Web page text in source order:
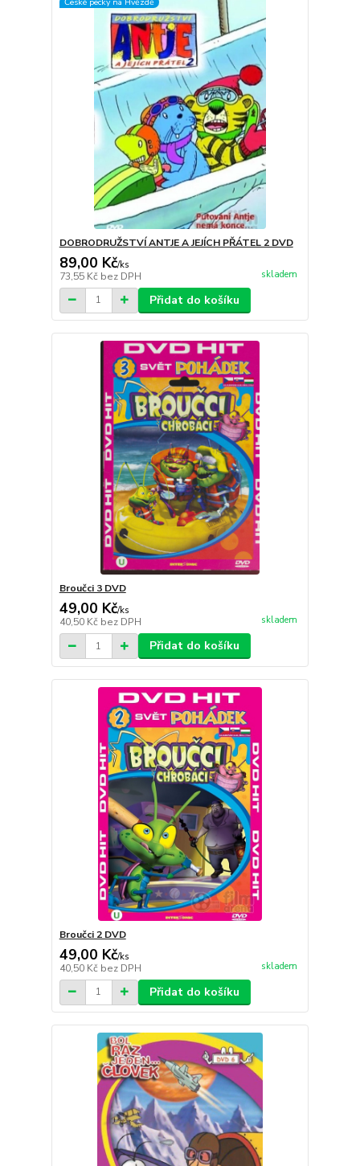
DOBRODRUŽSTVÍ ANTJE A JEJÍCH PŘÁTEL 2 DVD
89,00 Kč/ks
73,55 Kč bez DPH skladem
Přidat do košíku
Broučci 3 DVD
49,00 Kč/ks
40,50 Kč bez DPH skladem
Přidat do košíku
Broučci 2 DVD
49,00 Kč/ks
40,50 Kč bez DPH skladem
Přidat do košíku